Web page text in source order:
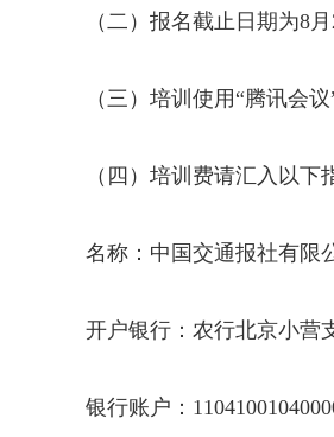
（二）报名截止日期为8
（三）培训使用“腾讯会
（四）培训费请汇入以下
名称：中国交通报社有限
开户银行：农行北京小营
银行账户：
目推选展示 公路助力 乡村振兴